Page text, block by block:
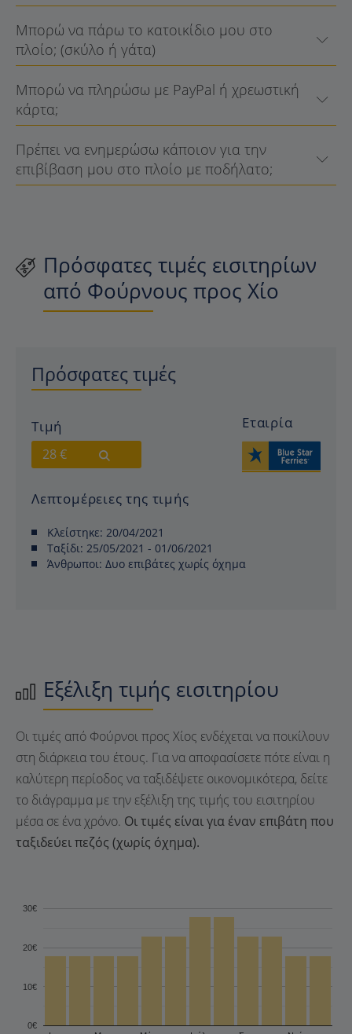
Μπορώ να πάρω το κατοικίδιο μου στο
πλοίο; (σκύλο ή γάτα)
Μπορώ να πληρώσω με PayPal ή χρεωστική
κάρτα;
Πρέπει να ενημερώσω κάποιον για την
επιβίβαση μου στο πλοίο με ποδήλατο;
Πρόσφατες τιμές εισιτηρίων
από Φούρνους προς Χίο
Πρόσφατες τιμές
Τιμή
28 €
Εταιρία
Λεπτομέρειες της τιμής
Κλείστηκε: 20/04/2021
Ταξίδι: 25/05/2021 - 01/06/2021
Άνθρωποι: Δυο επιβάτες χωρίς όχημα
Εξέλιξη τιμής εισιτηρίου
Οι τιμές από Φούρνοι προς Χίος ενδέχεται να ποικίλουν
στη διάρκεια του έτους. Για να αποφασίσετε πότε είναι η
καλύτερη περίοδος να ταξιδέψετε οικονομικότερα, δείτε
το διάγραμμα με την εξέλιξη της τιμής του εισιτηρίου
μέσα σε ένα χρόνο. Οι τιμές είναι για έναν επιβάτη που
ταξιδεύει πεζός (χωρίς όχημα).
0€
10€
20€
30€